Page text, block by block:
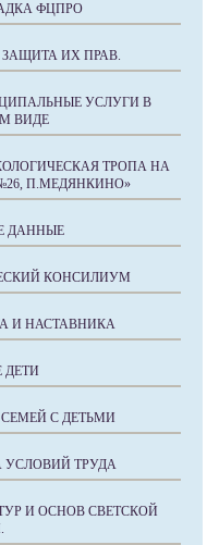
ФЦПРО
ЗАЩИТА ИХ ПРАВ.
УСЛУГИ В
ВИДЕ
ТРОПА НА
П.МЕДЯНКИНО»
ДАННЫЕ
КОНСИЛИУМ
И НАСТАВНИКА
ДЕТИ
С ДЕТЬМИ
ТРУДА
И ОСНОВ СВЕТСКОЙ